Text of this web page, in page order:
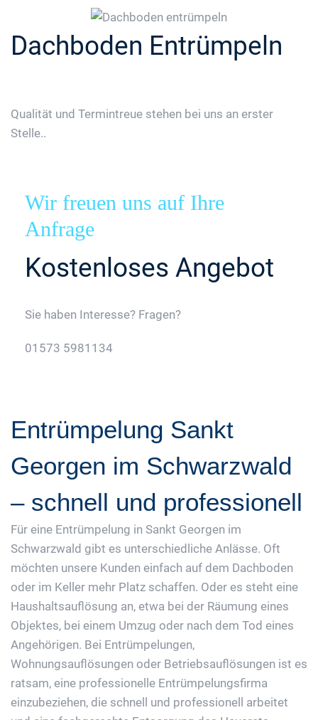
Dachboden Entrümpeln
Qualität und Termintreue stehen bei uns an erster
Stelle..
Wir freuen uns auf Ihre
Anfrage
Kostenloses Angebot
Sie haben Interesse? Fragen?
01573 5981134
Entrümpelung Sankt
Georgen im Schwarzwald
– schnell und professionell
Für eine Entrümpelung in Sankt Georgen im
Schwarzwald gibt es unterschiedliche Anlässe. Oft
möchten unsere Kunden einfach auf dem Dachboden
oder im Keller mehr Platz schaffen. Oder es steht eine
Haushaltsauflösung an, etwa bei der Räumung eines
Objektes, bei einem Umzug oder nach dem Tod eines
Angehörigen. Bei Entrümpelungen,
Wohnungsauflösungen oder Betriebsauflösungen ist es
ratsam, eine professionelle Entrümpelungsfirma
einzubeziehen, die schnell und professionell arbeitet